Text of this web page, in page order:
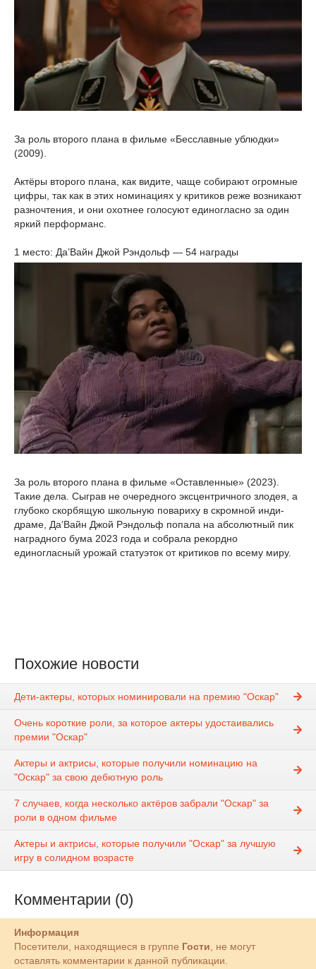
За роль второго плана в фильме «Бесславные ублюдки»
(2009).
Актёры второго плана, как видите, чаще собирают огромные
цифры, так как в этих номинациях у критиков реже возникают
разночтения, и они охотнее голосуют единогласно за один
яркий перформанс.
1 место: Да’Вайн Джой Рэндольф — 54 награды
За роль второго плана в фильме «Оставленные» (2023).
Такие дела. Сыграв не очередного эксцентричного злодея, а
глубоко скорбящую школьную повариху в скромной инди-
драме, Да’Вайн Джой Рэндольф попала на абсолютный пик
наградного бума 2023 года и собрала рекордно
единогласный урожай статуэток от критиков по всему миру.
Похожие новости
Дети-актеры, которых номинировали на премию "Оскар"
Очень короткие роли, за которое актеры удостаивались
премии "Оскар"
Актеры и актрисы, которые получили номинацию на
"Оскар" за свою дебютную роль
7 случаев, когда несколько актёров забрали "Оскар" за
роли в одном фильме
Актеры и актрисы, которые получили "Оскар" за лучшую
игру в солидном возрасте
Комментарии (0)
Информация
Посетители, находящиеся в группе Гости , не могут
оставлять комментарии к данной публикации.